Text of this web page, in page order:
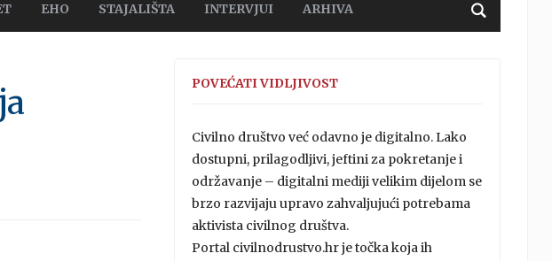
EHO STAJALIŠTA INTERVJUI ARHIVA
POVEĆATI VIDLJIVOST
Civilno društvo već odavno je digitalno. Lako
dostupni, prilagodljivi, jeftini za pokretanje i
održavanje – digitalni mediji velikim dijelom se
brzo razvijaju upravo zahvaljujući potrebama
aktivista civilnog društva.
Portal civilnodrustvo.hr je točka koja ih